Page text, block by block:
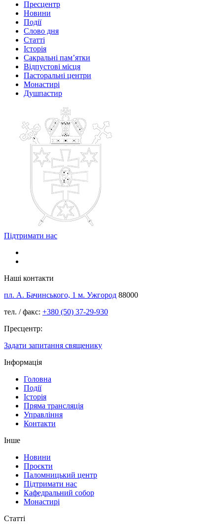
Пресцентр
Новини
Події
Слово дня
Статті
Історія
Сакральні пам’ятки
Відпустові місця
Пасторальні центри
Монастирі
Душпастир
Підтримати нас
Наші контакти
пл. А. Бачинського, 1 м. Ужгород 88000
тел. / факс: +380 (50) 37-29-930
Пресцентр:
Задати запитання священику
Інформація
Головна
Події
Історія
Пряма трансляція
Управління
Контакти
Інше
Новини
Проєкти
Паломницький центр
Підтримати нас
Кафедральний собор
Монастирі
Статті